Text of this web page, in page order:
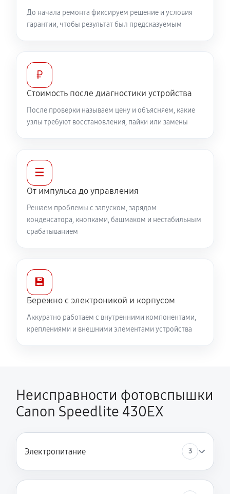
До начала ремонта фиксируем решение и условия
гарантии, чтобы результат был предсказуемым
₽
Стоимость после диагностики устройства
После проверки называем цену и объясняем, какие
узлы требуют восстановления, пайки или замены
☰
От импульса до управления
Решаем проблемы с запуском, зарядом
конденсатора, кнопками, башмаком и нестабильным
срабатыванием
💾
Бережно с электроникой и корпусом
Аккуратно работаем с внутренними компонентами,
креплениями и внешними элементами устройства
Неисправности фотовспышки
Canon Speedlite 430EX
Электропитание 3